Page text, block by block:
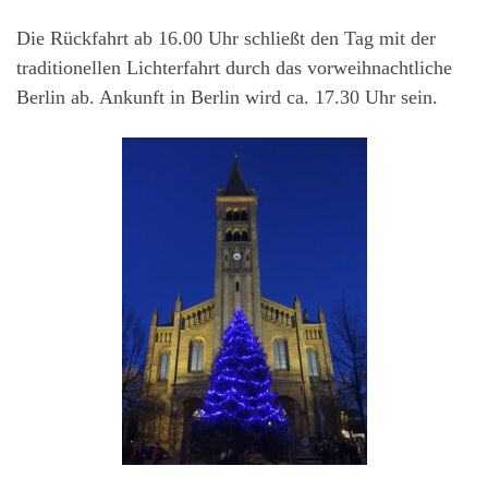
Die Rückfahrt ab 16.00 Uhr schließt den Tag mit der
traditionellen Lichterfahrt durch das vorweihnachtliche
Berlin ab. Ankunft in Berlin wird ca. 17.30 Uhr sein.